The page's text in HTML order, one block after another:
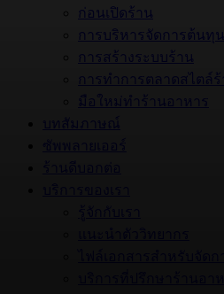
ก่อนเปิดร้าน
การบริหารจัดการต้นทุน
การสร้างระบบร้าน